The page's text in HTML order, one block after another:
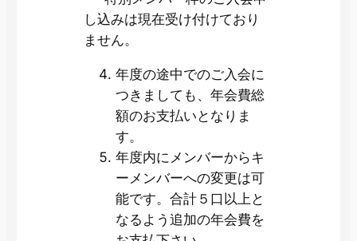
し込みは現在受け付けており
ません。
年度の途中でのご入会に
つきましても、年会費総
額のお支払いとなりま
す。
年度内にメンバーからキ
ーメンバーへの変更は可
能です。合計５口以上と
なるよう追加の年会費を